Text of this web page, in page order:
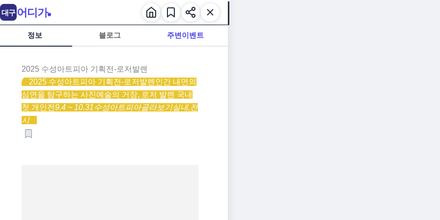
정보 블로그 주변이벤트
2025 수성아트피아 기획전-로저발렌
2025 수성아트피아 기획전-로저발렌 인간 내면의
심연을 탐구하는 사진예술의 거장, 로저 발렌 국내
첫 개인전9.4 ~ 10.31 수성아트피아골라보기실내,전
시
대구 어디가